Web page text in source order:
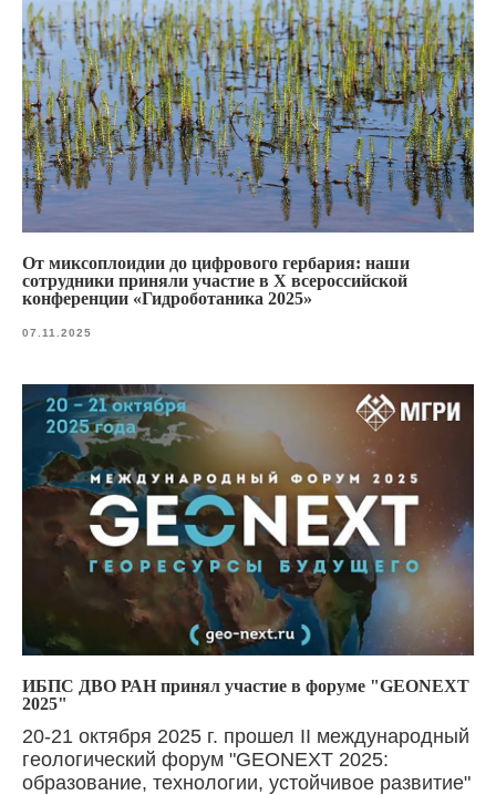
От миксоплоидии до цифрового гербария: наши
сотрудники приняли участие в X всероссийской
конференции «Гидроботаника 2025»
07.11.2025
ИБПС ДВО РАН принял участие в форуме "GEONEXT
2025"
20-21 октября 2025 г. прошел II международный
геологический форум "GEONEXT 2025:
образование, технологии, устойчивое развитие"